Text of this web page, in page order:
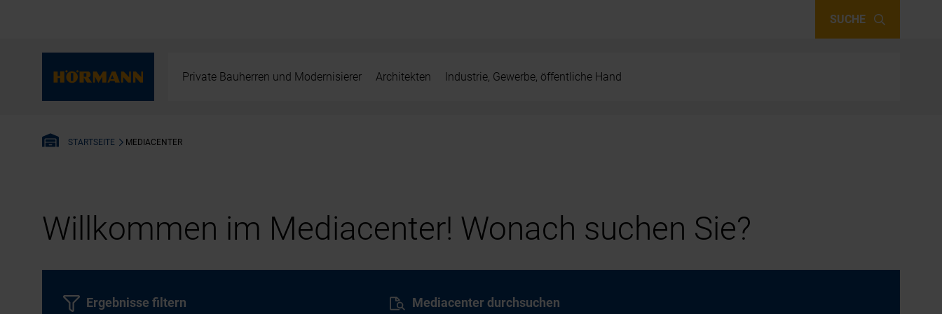
SUCHE
Private Bauherren und Modernisierer Architekten Industrie, Gewerbe, öffentliche Hand
STARTSEITE MEDIACENTER
Willkommen im Mediacenter! Wonach suchen Sie?
Mediacenter durchsuchen
Ergebnisse filtern